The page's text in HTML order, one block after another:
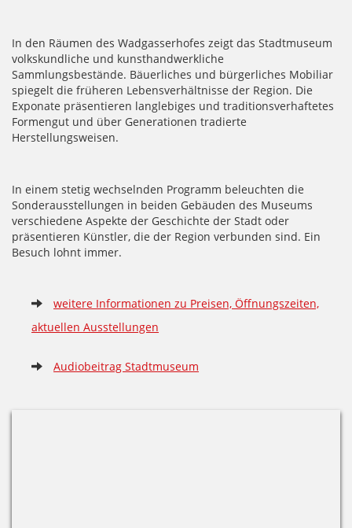
In den Räumen des Wadgasserhofes zeigt das Stadtmuseum
volkskundliche und kunsthandwerkliche
Sammlungsbestände. Bäuerliches und bürgerliches Mobiliar
spiegelt die früheren Lebensverhältnisse der Region. Die
Exponate präsentieren langlebiges und traditionsverhaftetes
Formengut und über Generationen tradierte
Herstellungsweisen.
In einem stetig wechselnden Programm beleuchten die
Sonderausstellungen in beiden Gebäuden des Museums
verschiedene Aspekte der Geschichte der Stadt oder
präsentieren Künstler, die der Region verbunden sind. Ein
Besuch lohnt immer.
weitere Informationen zu Preisen, Öffnungszeiten,
aktuellen Ausstellungen
Audiobeitrag Stadtmuseum